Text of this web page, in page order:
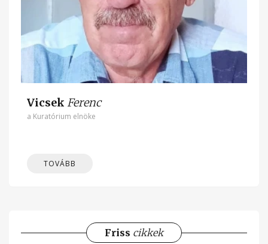
Vicsek Ferenc
a Kuratórium elnöke
TOVÁBB
Friss cikkek